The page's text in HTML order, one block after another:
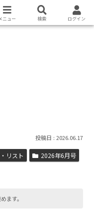
2026.06.17
リスト
2026年6月号
ます。
ニュー 検索 ログイン